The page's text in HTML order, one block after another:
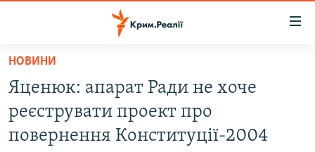
Перейти
основного
матеріалу
Перейти
до
ВОДА.КРИМ
ВІДЕО ТА ФОТО
НОВИНИ
Яценюк: апарат Ради не хоче
реєструвати проект про
повернення Конституції-2004